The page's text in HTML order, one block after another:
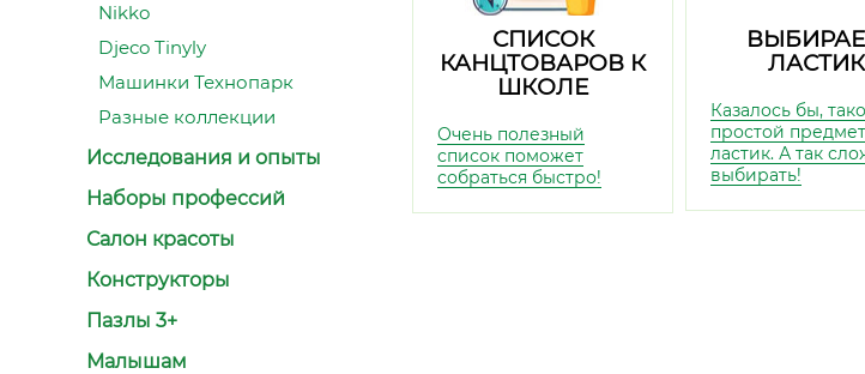
Nikko
Djeco Tinyly
Машинки Технопарк
Разные коллекции
Исследования и опыты
Наборы профессий
Салон красоты
Конструкторы
Пазлы 3+
Малышам
СПИСОК
КАНЦТОВАРОВ К
ШКОЛЕ
Очень полезный
список поможет
собраться быстро!
ЛАСТИК
Казалось бы,
простой
ластик. А так
выбирать!